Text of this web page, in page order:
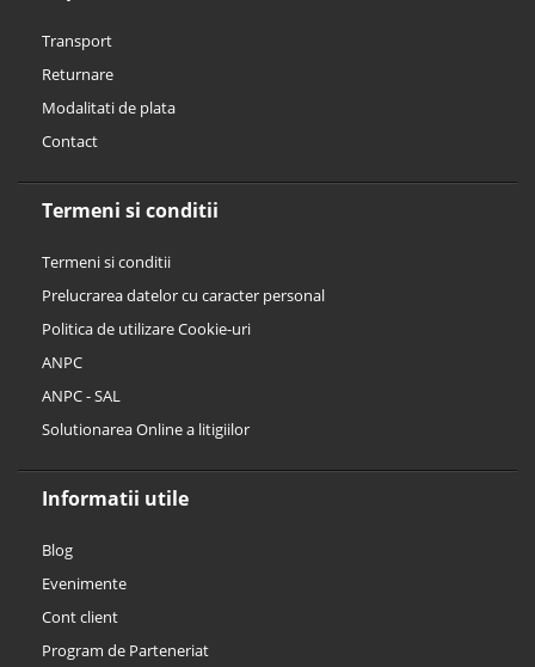
Transport
Returnare
Modalitati de plata
Contact
Termeni si conditii
Termeni si conditii
Prelucrarea datelor cu caracter personal
Politica de utilizare Cookie-uri
ANPC
ANPC - SAL
Solutionarea Online a litigiilor
Informatii utile
Blog
Evenimente
Cont client
Program de Parteneriat